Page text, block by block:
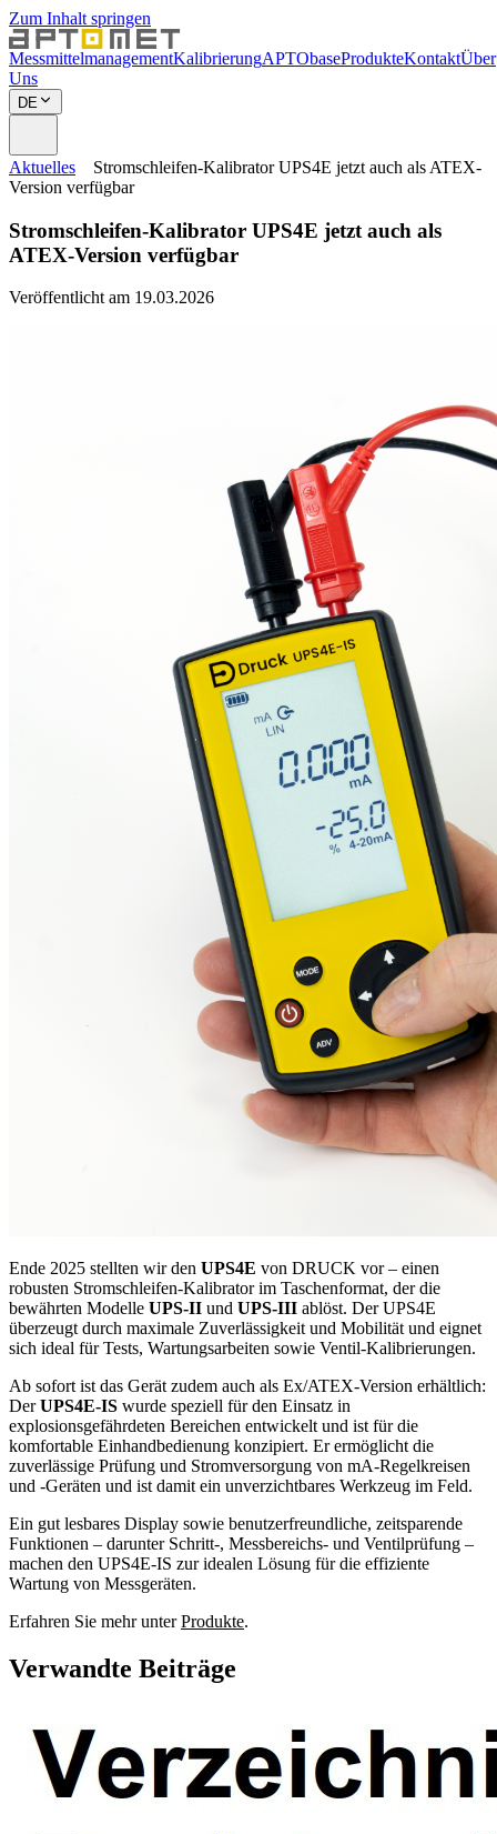
Zum Inhalt springen
MessmittelmanagementKalibrierungAPTObaseProdukteKontaktÜber
Uns
DE
Aktuelles
Stromschleifen-Kalibrator UPS4E jetzt auch als ATEX-
Version verfügbar
Stromschleifen-Kalibrator UPS4E jetzt auch als
ATEX-Version verfügbar
Veröffentlicht am 19.03.2026
Ende 2025 stellten wir den UPS4E von DRUCK vor – einen
robusten Stromschleifen-Kalibrator im Taschenformat, der die
bewährten Modelle UPS-II und UPS-III ablöst. Der UPS4E
überzeugt durch maximale Zuverlässigkeit und Mobilität und eignet
sich ideal für Tests, Wartungsarbeiten sowie Ventil-Kalibrierungen.
Ab sofort ist das Gerät zudem auch als Ex/ATEX-Version erhältlich:
DerUPS4E-IS wurde speziell für den Einsatz in
explosionsgefährdeten Bereichen entwickelt und ist für die
komfortable Einhandbedienung konzipiert. Er ermöglicht die
zuverlässige Prüfung und Stromversorgung von mA-Regelkreisen
und -Geräten und ist damit ein unverzichtbares Werkzeug im Feld.
Ein gut lesbares Display sowie benutzerfreundliche, zeitsparende
Funktionen – darunter Schritt-, Messbereichs- und Ventilprüfung –
machen den UPS4E-IS zur idealen Lösung für die effiziente
Wartung von Messgeräten.
Erfahren Sie mehr unterProdukte.
Verwandte Beiträge